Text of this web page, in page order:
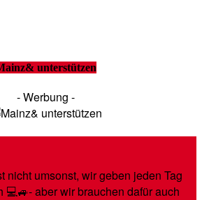
unterstützen
- Werbung -
nicht umsonst, wir geben jeden Tag
💻🚙- aber wir brauchen dafür auch